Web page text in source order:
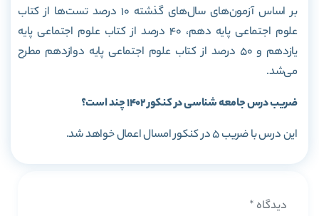
بر اساس آزمون‌های سال‌های گذشته 10 درصد تست‌ها از کتاب
علوم اجتماعی پایه دهم، 40 درصد از کتاب علوم اجتماعی پایه
یازدهم و 50 درصد از کتاب علوم اجتماعی پایه دوازدهم مطرح
می‌شد.
ضریب درس جامعه شناسی در کنکور 1402 چند است؟
این درس با ضریب 5 در کنکور امسال اعمال خواهد شد.
دیدگاه *